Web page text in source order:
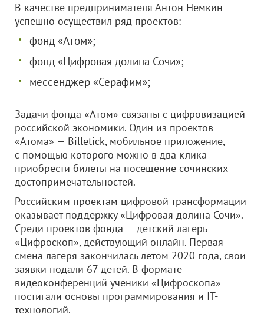
В качестве предпринимателя Антон Немкин
успешно осуществил ряд проектов:
фонд «Атом»;
фонд «Цифровая долина Сочи»;
мессенджер «Серафим»;
Задачи фонда «Атом» связаны с цифровизацией
российской экономики. Один из проектов
«Атома» — Billetick, мобильное приложение,
с помощью которого можно в два клика
приобрести билеты на посещение сочинских
достопримечательностей.
Российским проектам цифровой трансформации
оказывает поддержку «Цифровая долина Сочи».
Среди проектов фонда — детский лагерь
«Цифроскоп», действующий онлайн. Первая
смена лагеря закончилась летом 2020 года, свои
заявки подали 67 детей. В формате
видеоконференций ученики «Цифроскопа»
постигали основы программирования и IT-
технологий.